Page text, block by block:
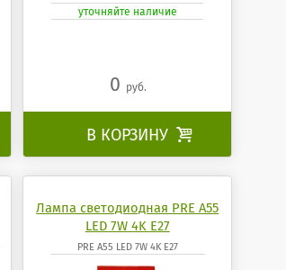
уточняйте наличие
0 руб.
В КОРЗИНУ 
Лампа светодиодная PRE A55
LED 7W 4K E27
PRE A55 LED 7W 4K E27